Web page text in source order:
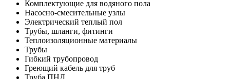
Комплектующие для водяного пола
Насосно-смесительные узлы
Электрический теплый пол
Трубы, шланги, фитинги
Теплоизоляционные материалы
Трубы
Гибкий трубопровод
Греющий кабель для труб
Труба ПНД